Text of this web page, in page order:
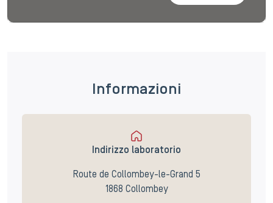
Informazioni
Indirizzo laboratorio
Route de Collombey-le-Grand 5
1868 Collombey